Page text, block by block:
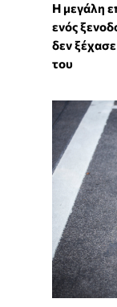
Η μεγάλη
ενός
δεν
του